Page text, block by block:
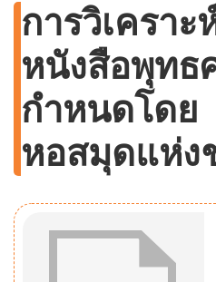
การวิเครา
หนังสือพุทธ
กำหนดโดย
หอสมุดแห่ง